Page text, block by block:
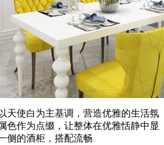
天使白为主基调，营造优雅的生活氛
色作为点缀，让整体在优雅恬静中显
侧的酒柜，搭配流畅